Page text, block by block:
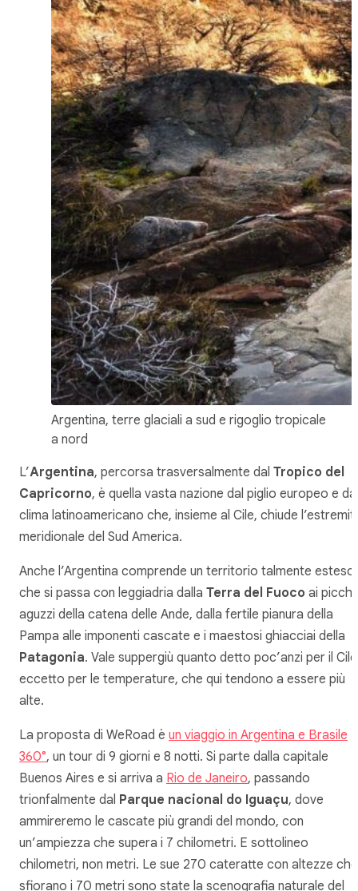
Argentina, terre glaciali a sud e rigoglio tropicale
a nord
L’Argentina, percorsa trasversalmente dal Tropico del
Capricorno, è quella vasta nazione dal piglio europeo e dal
clima latinoamericano che, insieme al Cile, chiude
meridionale del Sud America.
Anche l’Argentina comprende un territorio talmente esteso
che si passa con leggiadria dalla Terra del Fuoco ai picchi
aguzzi della catena delle Ande, dalla fertile pianura della
Pampa alle imponenti cascate e i maestosi ghiacciai della
Patagonia. Vale suppergiù quanto detto poc’anzi per il
eccetto per le temperature, che qui tendono a essere più
alte.
La proposta di WeRoad è un viaggio in Argentina e Brasile
360°, un tour di 9 giorni e 8 notti. Si parte dalla capitale
Buenos Aires e si arriva a Rio de Janeiro, passando
trionfalmente dal Parque nacional do Iguaçu, dove
ammireremo le cascate più grandi del mondo, con
un’ampiezza che supera i 7 chilometri. E sottolineo
chilometri, non metri. Le sue 270 cateratte con altezze che
sfiorano i 70 metri sono state la scenografia naturale del